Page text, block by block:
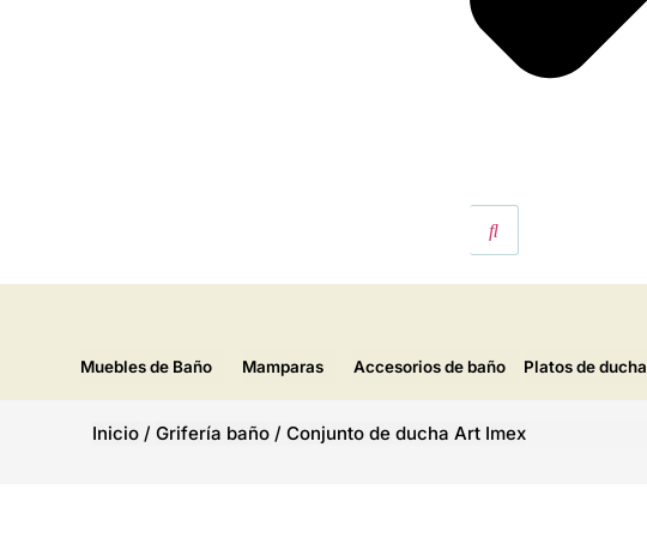
Muebles de Baño Mamparas Accesorios de baño Platos de ducha
Inicio /Grifería baño /Conjunto de ducha Art Imex